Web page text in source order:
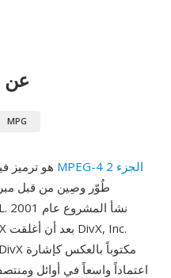
عن
MPG
MPEG-4 الجزء 2